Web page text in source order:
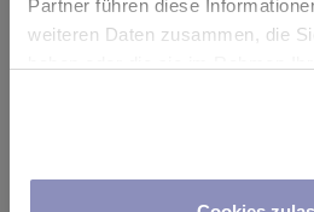
Partner führen diese
weiteren Daten zusammen, die
anpassen oder widerrufen.
app
Refresh